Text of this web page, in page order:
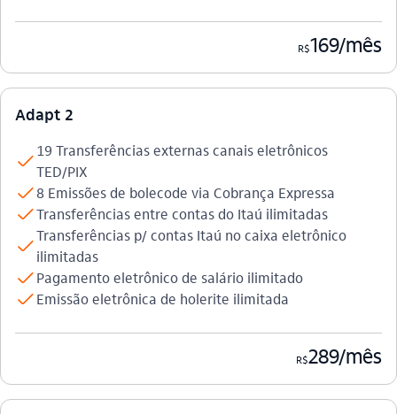
R$169/mês
Adapt 2
check
19 Transferências externas canais eletrônicos
TED/PIX
check8 Emissões de bolecode via Cobrança Expressa
checkTransferências entre contas do Itaú ilimitadas
check
Transferências p/ contas Itaú no caixa eletrônico
ilimitadas
checkPagamento eletrônico de salário ilimitado
checkEmissão eletrônica de holerite ilimitada
R$289/mês